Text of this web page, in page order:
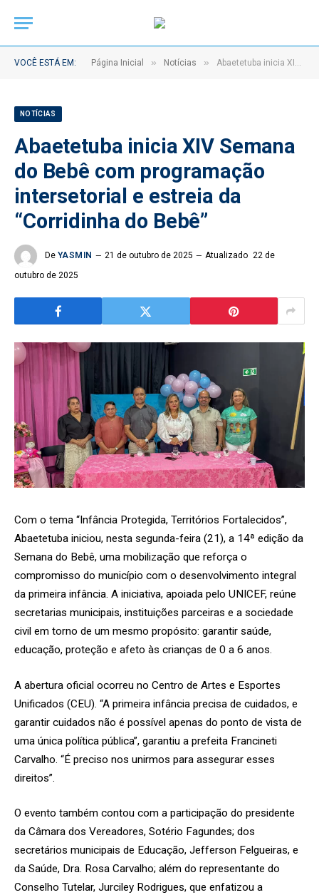
VOCÊ ESTÁ EM: Página Inicial » Notícias » Abaetetuba inicia XIV Semana do Bebê com programação intersetorial e estreia da “Corridinha do Bebê”
NOTÍCIAS
Abaetetuba inicia XIV Semana
do Bebê com programação
intersetorial e estreia da
“Corridinha do Bebê”
De YASMIN 21 de outubro de 2025 Atualizado 22 de
outubro de 2025
Com o tema “Infância Protegida, Territórios Fortalecidos”,
Abaetetuba iniciou, nesta segunda-feira (21), a 14ª edição da
Semana do Bebê, uma mobilização que reforça o
compromisso do município com o desenvolvimento integral
da primeira infância. A iniciativa, apoiada pelo UNICEF, reúne
secretarias municipais, instituições parceiras e a sociedade
civil em torno de um mesmo propósito: garantir saúde,
educação, proteção e afeto às crianças de 0 a 6 anos.
A abertura oficial ocorreu no Centro de Artes e Esportes
Unificados (CEU). “A primeira infância precisa de cuidados, e
garantir cuidados não é possível apenas do ponto de vista de
uma única política pública”, garantiu a prefeita Francineti
Carvalho. “É preciso nos unirmos para assegurar esses
direitos”.
O evento também contou com a participação do presidente
da Câmara dos Vereadores, Sotério Fagundes; dos
secretários municipais de Educação, Jefferson Felgueiras, e
da Saúde, Dra. Rosa Carvalho; além do representante do
Conselho Tutelar, Jurciley Rodrigues, que enfatizou a